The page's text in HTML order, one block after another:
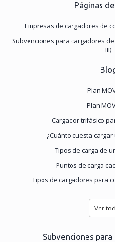
Páginas
Empresas de cargadores de
Subvenciones para cargadores de
III)
Plan
Plan
Cargador trifásico
¿Cuánto cuesta
Tipos de carga de
Puntos de carga
Tipos de cargadores para
Ver
Subvenciones